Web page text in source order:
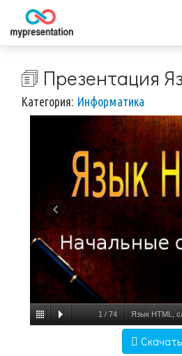
🗊 Презентация
Категория: Информатика
1 / 74 Язык HTML,
Скачать